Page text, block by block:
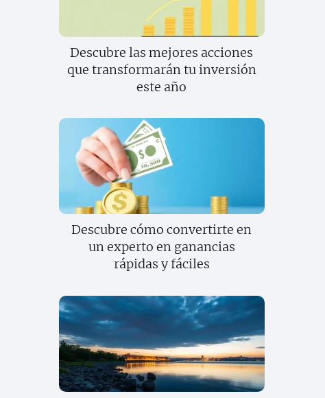
Descubre las mejores acciones
que transformarán tu inversión
este año
Descubre cómo convertirte en
un experto en ganancias
rápidas y fáciles